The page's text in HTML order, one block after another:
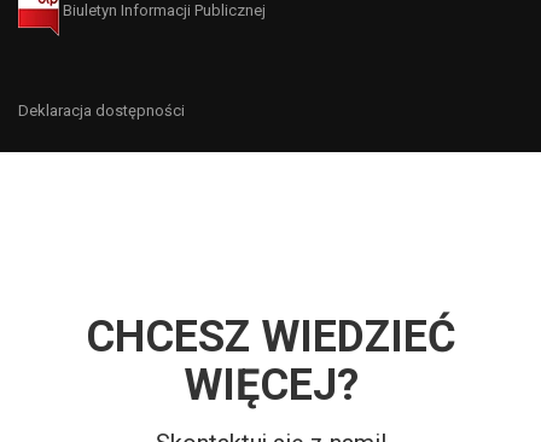
Biuletyn Informacji Publicznej
Deklaracja dostępności
CHCESZ WIEDZIEĆ
WIĘCEJ?